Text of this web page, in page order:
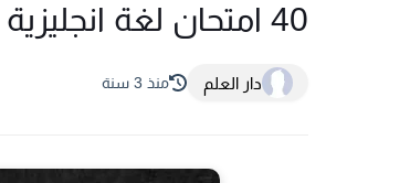
40 امتحان لغة انجليزية للصف الثالث الثانوى بالاجابات
دار العلم منذ 3 سنة